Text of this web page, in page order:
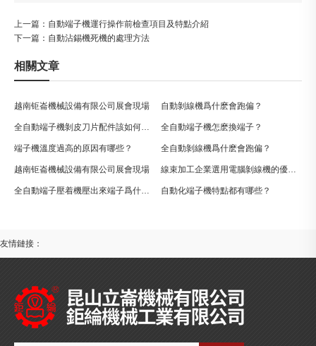
上一篇： 自動端子機運行操作前檢查項目及特點介紹
下一篇： 自動沾錫機死機的處理方法
相關文章
越南钜崙機械設備有限公司展會現場 自動剝線機爲什麽會跑偏？
全自動端子機怎麽換端子？
端子機溫度過高的原因有哪些？ 全自動剝線機爲什麽會跑偏？
越南钜崙機械設備有限公司展會現場
自動化端子機特點都有哪些？
友情鏈接：